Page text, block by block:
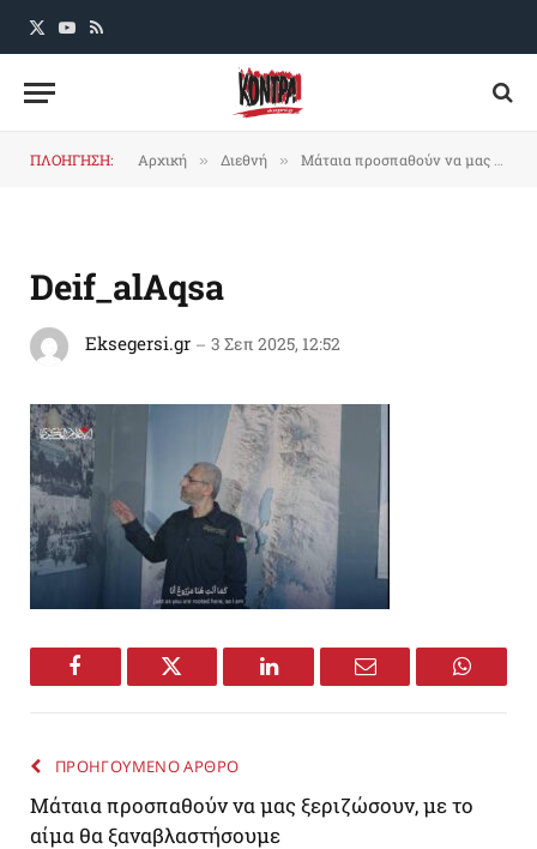
X
YouTube
RSS
ΠΛΟΗΓΗΣΗ: Αρχική » Διεθνή » Mάταια προσπαθούν να μας ξεριζώσουν, με το αίμα θα ξαναβλαστήσουμε
Deif_alAqsa
Eksegersi.gr 3 Σεπ 2025, 12:52
Facebook Twitter LinkedIn Email
ΠΡΟΗΓΟΥΜΕΝΟ ΑΡΘΡΟ
Mάταια προσπαθούν να μας ξεριζώσουν, με το
αίμα θα ξαναβλαστήσουμε